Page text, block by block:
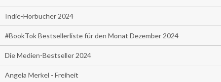
Indie-Hörbücher 2024
#BookTok Bestsellerliste für den Monat Dezember 2024
Die Medien-Bestseller 2024
Angela Merkel - Freiheit